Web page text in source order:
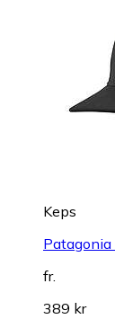
Keps
Patagonia
fr.
389 kr